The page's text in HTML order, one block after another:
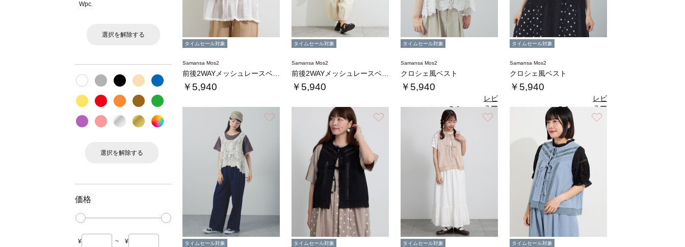
Wpc.
選択を解除する
選択を解除する
価格
¥ ~ ¥
タイムセール対象
Samansa Mos2
￥5,940
タイムセール対象
Samansa Mos2
￥5,940
タイムセール対象
Samansa Mos2
クロシェ風ベスト
￥5,940
5.0（1）
レビ
ュー
を見
る
タイムセール対象
Samansa Mos2
クロシェ風ベスト
￥5,940
5.0（1）
レビ
ュー
を見
る
タイムセール対象 タイムセール対象 タイムセール対象 タイムセール対象